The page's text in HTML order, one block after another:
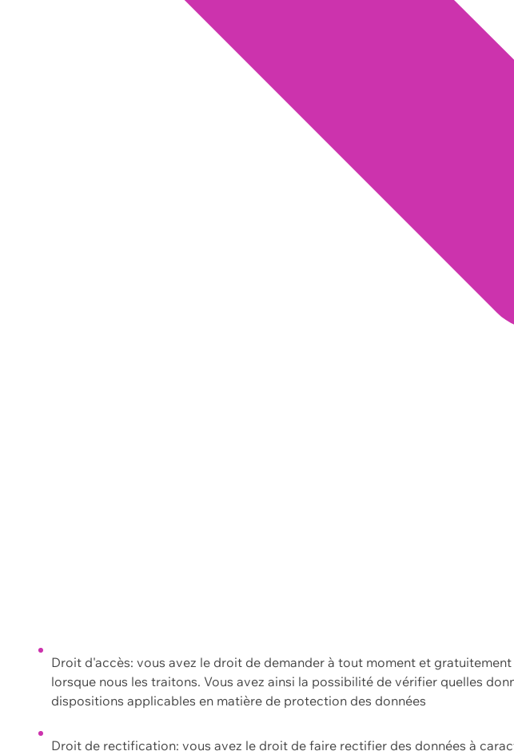
Droit d'accès: vous avez le droit de demander à tout moment et
lorsque nous les traitons. Vous avez ainsi la possibilité de vérifier quelles
dispositions applicables en matière de protection des données
Droit de rectification: vous avez le droit de faire rectifier des données à